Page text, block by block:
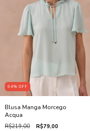
64% OFF
Blusa Manga Morcego
Acqua
R$219,00 R$79,00